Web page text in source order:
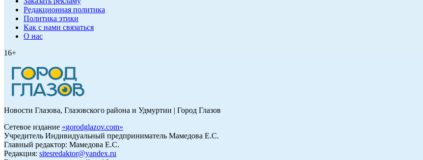
Редакционная политика
Политика этики
Как с нами связаться
О нас
16+
Новости Глазова, Глазовского района и Удмуртии | Город Глазов
Сетевое издание «gorodglazov.com»
Учредитель Индивидуальный предприниматель Мамедова Е.С.
Главный редактор: Мамедова Е.С.
Редакция: sitesredaktor@yandex.ru